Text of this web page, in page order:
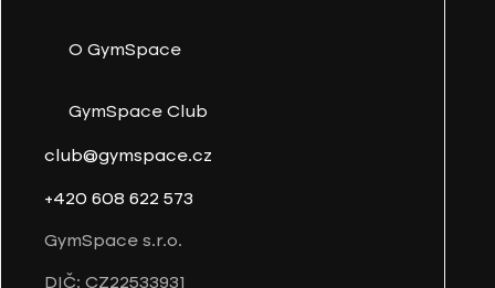
O GymSpace
GymSpace Club
club@gymspace.cz
+420 608 622 573
GymSpace s.r.o.
DIČ: CZ22533931